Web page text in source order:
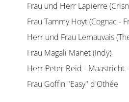
Frau und Herr Lapierre
Frau Tammy Hoyt (Cognac -
Herr und Frau Lemauvais
Frau Magali Manet (Indy)
Herr Peter Reid - Maastricht
Frau Goffin "Easy" d'Othée